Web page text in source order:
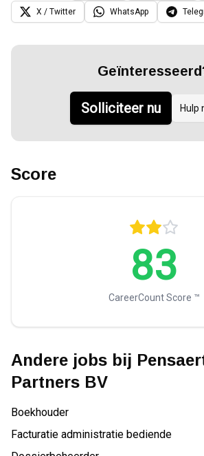
X / Twitter WhatsApp
Solliciteer nu Hulp
Score
83
CareerCount Score ™️
Andere jobs bij
Partners BV
Boekhouder
Facturatie administratie bediende